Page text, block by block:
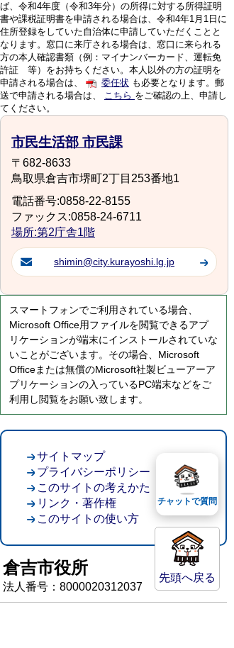
ば、令和4年度（令和3年分）の所得に対する所得証明
書や課税証明書を申請される場合は、令和4年1月1日に
住所登録をしていた自治体に申請していただくことと
なります。窓口に来庁される場合は、窓口に来られる
方の本人確認書類（例：マイナンバーカード、運転免
許証 等）をお持ちください。本人以外の方の証明を
申請される場合は、
委任状 も必要となります。郵
送で申請される場合は、 こちら をご確認の上、申請し
てください。
市民生活部 市民課
〒682-8633
鳥取県倉吉市堺町2丁目253番地1
電話番号:0858-22-8155
ファックス:0858-24-6711
場所:第2庁舎1階
shimin@city.kurayoshi.lg.jp
スマートフォンでご利用されている場合、
Microsoft Office用ファイルを閲覧できるアプ
リケーションが端末にインストールされていな
いことがございます。その場合、Microsoft
Officeまたは無償のMicrosoft社製ビューアーア
プリケーションの入っているPC端末などをご
利用し閲覧をお願い致します。
先頭へ戻る
サイトマップ
プライバシーポリシー
このサイトの考えかた
リンク・著作権
このサイトの使い方
倉吉市役所
法人番号：8000020312037
チャットで質問